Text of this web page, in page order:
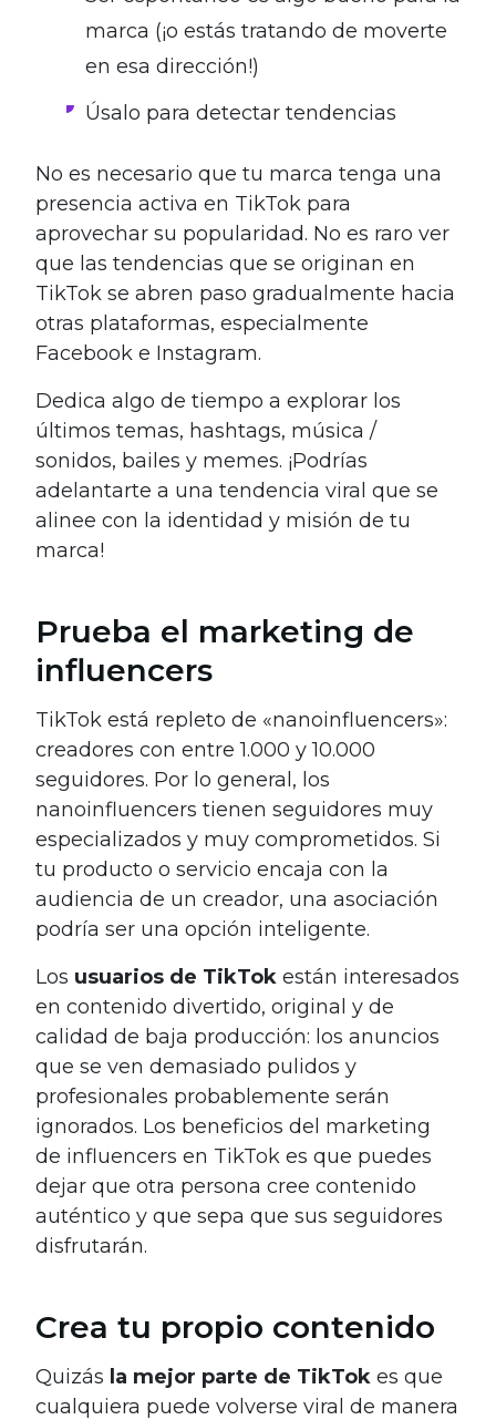
marca (¡o estás tratando de moverte
en esa dirección!)
Úsalo para detectar tendencias
No es necesario que tu marca tenga una
presencia activa en TikTok para
aprovechar su popularidad. No es raro ver
que las tendencias que se originan en
TikTok se abren paso gradualmente hacia
otras plataformas, especialmente
Facebook e Instagram.
Dedica algo de tiempo a explorar los
últimos temas, hashtags, música /
sonidos, bailes y memes. ¡Podrías
adelantarte a una tendencia viral que se
alinee con la identidad y misión de tu
marca!
Prueba el marketing de
influencers
TikTok está repleto de «nanoinfluencers»:
creadores con entre 1.000 y 10.000
seguidores. Por lo general, los
nanoinfluencers tienen seguidores muy
especializados y muy comprometidos. Si
tu producto o servicio encaja con la
audiencia de un creador, una asociación
podría ser una opción inteligente.
Los usuarios de TikTok están interesados
​​en contenido divertido, original y de
calidad de baja producción: los anuncios
que se ven demasiado pulidos y
profesionales probablemente serán
ignorados. Los beneficios del marketing
de influencers en TikTok es que puedes
dejar que otra persona cree contenido
auténtico y que sepa que sus seguidores
disfrutarán.
Crea tu propio contenido
Quizás la mejor parte de TikTok es que
cualquiera puede volverse viral de manera